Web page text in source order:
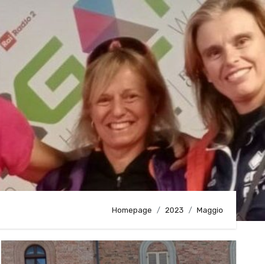
Homepage 2023 Maggio